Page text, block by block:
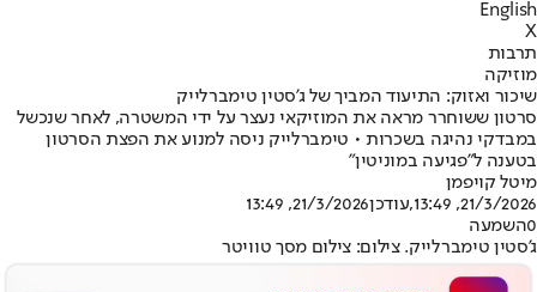
English
X
תרבות
מוזיקה
שיכור ואזוק: התיעוד המביך של ג'סטין טימברלייק
סרטון ששוחרר מראה את המוזיקאי נעצר על ידי המשטרה, לאחר שנכשל
במבדקי נהיגה בשכרות • טימברלייק ניסה למנוע את הפצת הסרטון
בטענה ל"פגיעה במוניטין"
מיטל קויפמן
21/3/2026, 13:49
,עודכן21/3/2026, 13:49
0השמעה
ג'סטין טימברלייק. צילום: צילום מסך טוויטר